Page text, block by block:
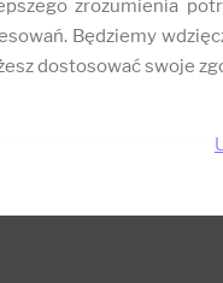
zrozumienia
Będziemy
dostosować swoje